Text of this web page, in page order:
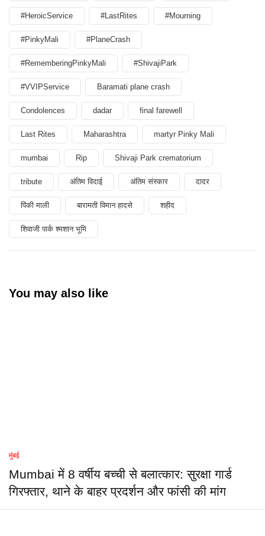
#HeroicService #LastRites #Mourning
#PinkyMali #PlaneCrash
#RememberingPinkyMali #ShivajiPark
#VVIPService Baramati plane crash
Condolences dadar final farewell
Last Rites Maharashtra martyr Pinky Mali
mumbai Rip Shivaji Park crematorium
tribute अंतिम विदाई अंतिम संस्कार दादर
पिंकी माली बारामती विमान हादसे शहीद
शिवाजी पार्क श्मशान भूमि
You may also like
मुंबई
Mumbai में 8 वर्षीय बच्ची से बलात्कार: सुरक्षा गार्ड
गिरफ्तार, थाने के बाहर प्रदर्शन और फांसी की मांग